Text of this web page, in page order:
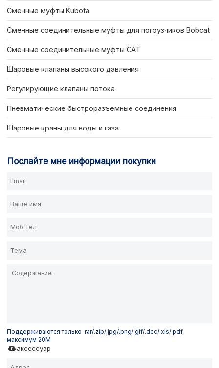
Сменные муфты Kubota
Сменные соединительные муфты для погрузчиков Bobcat
Сменные соединительные муфты CAT
Шаровые клапаны высокого давления
Регулирующие клапаны потока
Пневматические быстроразъемные соединения
Шаровые краны для воды и газа
Послайте мне информации покупки
Поддерживаются только .rar/.zip/.jpg/.png/.gif/.doc/.xls/.pdf,
максимум 20M
аксессуар